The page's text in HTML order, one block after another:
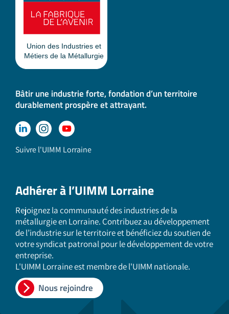
Bâtir une industrie forte, fondation d’un territoire
durablement prospère et attrayant.
Suivre l'UIMM Lorraine
Adhérer à l’UIMM Lorraine
Rejoignez la communauté des industries de la
métallurgie en Lorraine. Contribuez au développement
de l’industrie sur le territoire et bénéficiez du soutien de
votre syndicat patronal pour le développement de votre
entreprise.
L'UIMM Lorraine est membre de l'UIMM nationale.
Nous rejoindre